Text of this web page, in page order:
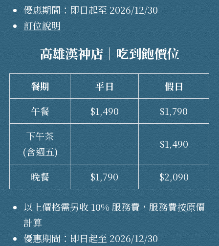
優惠期間：即日起至 2026/12/30
訂位說明
高雄漢神店｜吃到飽價位
餐期 平日
假日
午餐
$1,490
$1,790
下午茶
(含週五)
- $1,490
晚餐 $1,790 $2,090
以上價格需另收 10% 服務費，服務費按原價
計算
優惠期間：即日起至 2026/12/30